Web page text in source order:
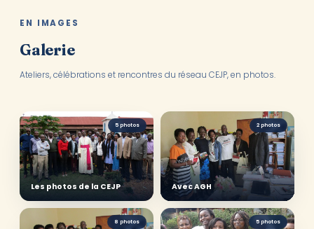
EN IMAGES
Galerie
Ateliers, célébrations et rencontres du réseau CEJP, en photos.
5 photos
Les photos de la CEJP
2 photos
Avec AGH
8 photos 5 photos